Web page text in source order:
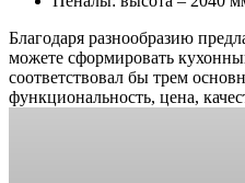
Благодаря разнообразию
можете сформировать
соответствовал бы трем
функциональность, цена,